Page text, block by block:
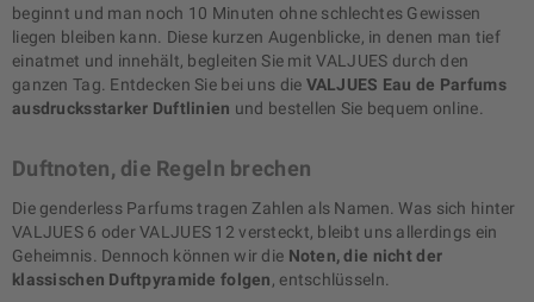
beginnt und man noch 10 Minuten ohne schlechtes Gewissen
liegen bleiben kann. Diese kurzen Augenblicke, in denen man tief
einatmet und innehält, begleiten Sie mit VALJUES durch den
ganzen Tag. Entdecken Sie bei uns die VALJUES Eau de Parfums
ausdrucksstarker Duftlinien und bestellen Sie bequem online.
Duftnoten, die Regeln brechen
Die genderless Parfums tragen Zahlen als Namen. Was sich hinter
VALJUES 6 oder VALJUES 12 versteckt, bleibt uns allerdings ein
Geheimnis. Dennoch können wir die Noten, die nicht der
klassischen Duftpyramide folgen, entschlüsseln.